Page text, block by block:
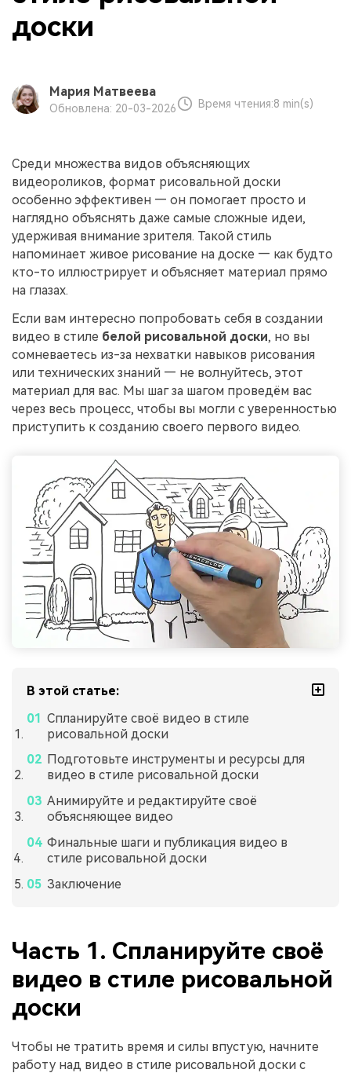
доски
Мария Матвеева
Обновлена: 20-03-2026 Время чтения:8 min(s)
Среди множества видов объясняющих
видеороликов, формат рисовальной доски
особенно эффективен — он помогает просто и
наглядно объяснять даже самые сложные идеи,
удерживая внимание зрителя. Такой стиль
напоминает живое рисование на доске — как будто
кто-то иллюстрирует и объясняет материал прямо
на глазах.
Если вам интересно попробовать себя в создании
видео в стиле белой рисовальной доски, но вы
сомневаетесь из-за нехватки навыков рисования
или технических знаний — не волнуйтесь, этот
материал для вас. Мы шаг за шагом проведём вас
через весь процесс, чтобы вы могли с уверенностью
приступить к созданию своего первого видео.
В этой статье:
Спланируйте своё видео в стиле
рисовальной доски
Подготовьте инструменты и ресурсы для
видео в стиле рисовальной доски
Анимируйте и редактируйте своё
объясняющее видео
Финальные шаги и публикация видео в
стиле рисовальной доски
Заключение
Часть 1. Спланируйте своё
видео в стиле рисовальной
доски
Чтобы не тратить время и силы впустую, начните
работу над видео в стиле рисовальной доски с